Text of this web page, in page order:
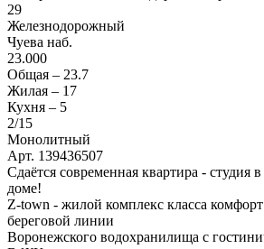
29
Железнодорожный
Чуева наб.
23.000
Общая – 23.7
Жилая – 17
Кухня – 5
2/15
Монолитный
Арт. 139436507
Сдаётся современная квартира - студия
доме!
Z-tоwn - жилoй комплeкс классa
берeгoвoй линии
Bopонежского водoхранилищa с